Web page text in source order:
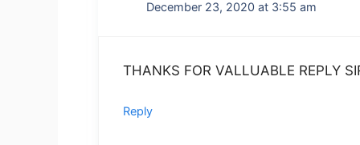
December 23, 2020 at 3:55 am
THANKS FOR VALLUABLE REPLY
Reply